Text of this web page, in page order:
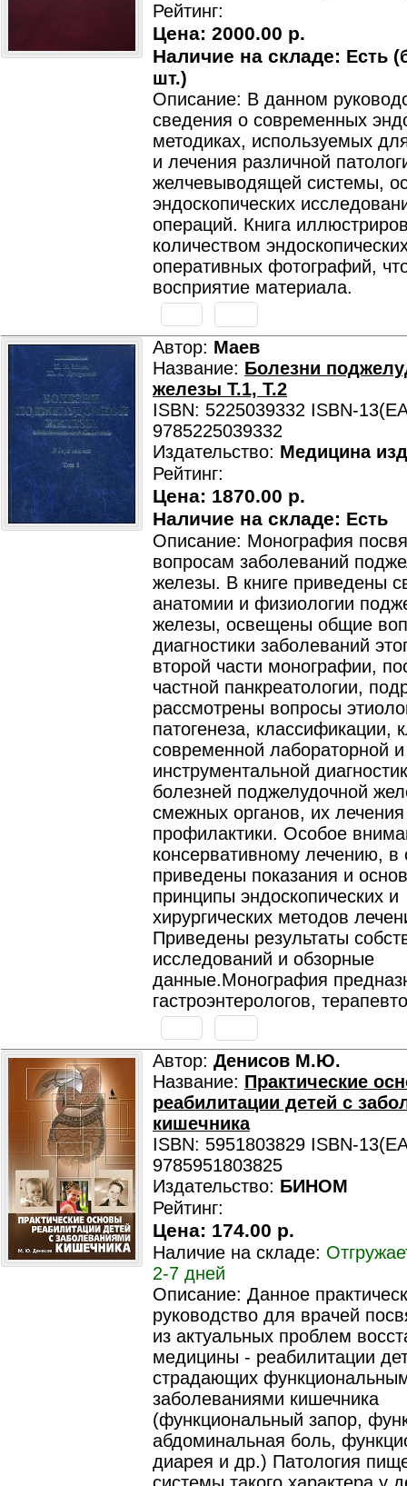
Рейтинг:
Цена: 2000.00 р.
Наличие на складе: Есть
шт.)
Описание: В данном
сведения о современных
методиках, используемых
и лечения различной
желчевыводящей системы,
эндоскопических
операций. Книга
количеством
оперативных фотографий,
восприятие материала.
Автор: Маев
Название: Болезни
железы Т.1, Т.2
ISBN: 5225039332 ISBN-
9785225039332
Издательство: Медицина
Рейтинг:
Цена: 1870.00 р.
Наличие на складе: Есть
Описание: Монография
вопросам заболеваний
железы. В книге приведены
анатомии и физиологии
железы, освещены общие
диагностики заболеваний
второй части монографии,
частной панкреатологии,
рассмотрены вопросы
патогенеза, классификации,
современной лабораторной и
инструментальной
болезней поджелудочной
смежных органов, их
профилактики. Особое
консервативному лечению, в
приведены показания и
принципы эндоскопических и
хирургических методов
Приведены результаты
исследований и обзорные
данные.Монография
гастроэнтерологов,
Автор: Денисов М.Ю.
Название: Практические
реабилитации детей с
кишечника
ISBN: 5951803829 ISBN-
9785951803825
Издательство: БИНОМ
Рейтинг:
Цена: 174.00 р.
Наличие на складе:
2-7 дней
Описание: Данное
руководство для врачей
из актуальных проблем
медицины - реабилитации
страдающих
заболеваниями кишечника
(функциональный запор,
абдоминальная боль,
диарея и др.) Патология